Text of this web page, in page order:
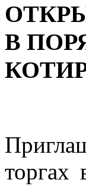
В
торгах